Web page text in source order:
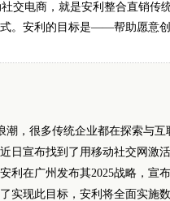
交电商，就是安利整合直销传
。安利的目标是——帮助愿意
潮，很多传统企业都在探索与
日宣布找到了用移动社交网激
在广州发布其2025战略，宣
实现此目标，安利将全面实施